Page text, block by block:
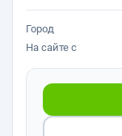
Город
На сайте с